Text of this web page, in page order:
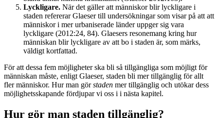
Lyckligare. När det gäller att människor blir lyckligare i
staden refererar Glaeser till undersökningar som visar på att att
människor i mer urbaniserade länder uppger sig vara
lyckligare (2012:24, 84). Glaesers resonemang kring hur
människan blir lyckligare av att bo i staden är, som märks,
väldigt kortfattad.
För att dessa fem möjligheter ska bli så tillgängliga som möjligt för
människan måste, enligt Glaeser, staden bli mer tillgänglig för allt
fler människor. Hur man görstaden mer tillgänglig och utökar dess
möjlighetsskapande fördjupar vi oss i i nästa kapitel.
Hur gör man staden tillgänglig?